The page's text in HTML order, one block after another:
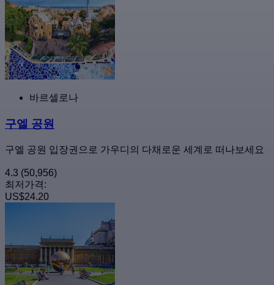
바르셀로나
구엘 공원
구엘 공원 입장권으로 가우디의 다채로운 세계로 떠나보세요
4.3 (50,956)
최저가격:
US$24.20